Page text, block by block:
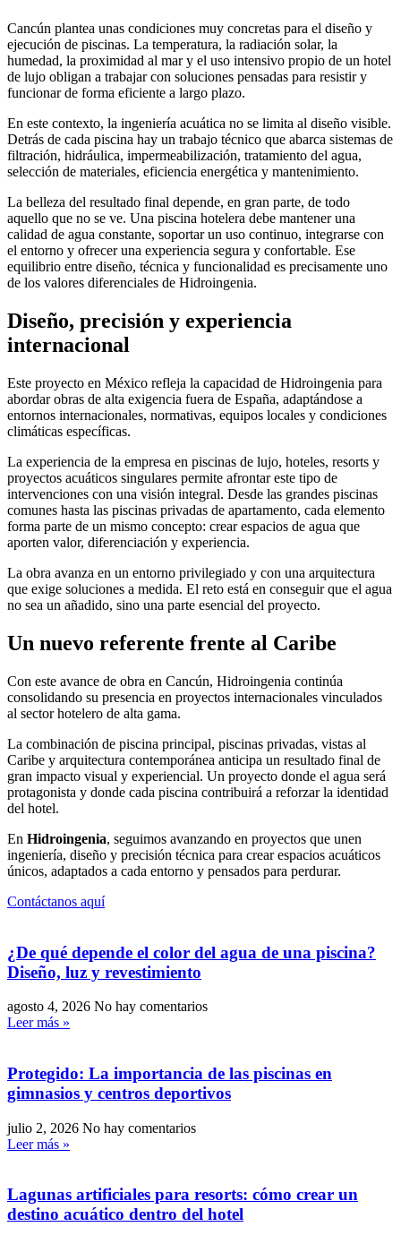
Cancún plantea unas condiciones muy concretas para el diseño y
ejecución de piscinas. La temperatura, la radiación solar, la
humedad, la proximidad al mar y el uso intensivo propio de un hotel
de lujo obligan a trabajar con soluciones pensadas para resistir y
funcionar de forma eficiente a largo plazo.
En este contexto, la ingeniería acuática no se limita al diseño visible.
Detrás de cada piscina hay un trabajo técnico que abarca sistemas de
filtración, hidráulica, impermeabilización, tratamiento del agua,
selección de materiales, eficiencia energética y mantenimiento.
La belleza del resultado final depende, en gran parte, de todo
aquello que no se ve. Una piscina hotelera debe mantener una
calidad de agua constante, soportar un uso continuo, integrarse con
el entorno y ofrecer una experiencia segura y confortable. Ese
equilibrio entre diseño, técnica y funcionalidad es precisamente uno
de los valores diferenciales de Hidroingenia.
Diseño, precisión y experiencia
internacional
Este proyecto en México refleja la capacidad de Hidroingenia para
abordar obras de alta exigencia fuera de España, adaptándose a
entornos internacionales, normativas, equipos locales y condiciones
climáticas específicas.
La experiencia de la empresa en piscinas de lujo, hoteles, resorts y
proyectos acuáticos singulares permite afrontar este tipo de
intervenciones con una visión integral. Desde las grandes piscinas
comunes hasta las piscinas privadas de apartamento, cada elemento
forma parte de un mismo concepto: crear espacios de agua que
aporten valor, diferenciación y experiencia.
La obra avanza en un entorno privilegiado y con una arquitectura
que exige soluciones a medida. El reto está en conseguir que el agua
no sea un añadido, sino una parte esencial del proyecto.
Un nuevo referente frente al Caribe
Con este avance de obra en Cancún, Hidroingenia continúa
consolidando su presencia en proyectos internacionales vinculados
al sector hotelero de alta gama.
La combinación de piscina principal, piscinas privadas, vistas al
Caribe y arquitectura contemporánea anticipa un resultado final de
gran impacto visual y experiencial. Un proyecto donde el agua será
protagonista y donde cada piscina contribuirá a reforzar la identidad
del hotel.
En Hidroingenia, seguimos avanzando en proyectos que unen
ingeniería, diseño y precisión técnica para crear espacios acuáticos
únicos, adaptados a cada entorno y pensados para perdurar.
Contáctanos aquí
¿De qué depende el color del agua de una piscina?
Diseño, luz y revestimiento
agosto 4, 2026 No hay comentarios
Leer más »
Protegido: La importancia de las piscinas en
gimnasios y centros deportivos
julio 2, 2026 No hay comentarios
Leer más »
Lagunas artificiales para resorts: cómo crear un
destino acuático dentro del hotel